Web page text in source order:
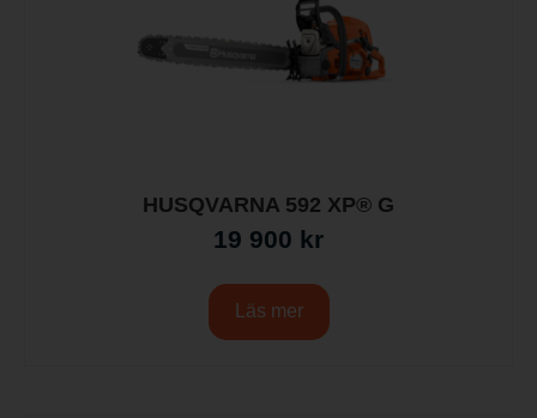
HUSQVARNA 592 XP® G
19 900 kr
Läs mer